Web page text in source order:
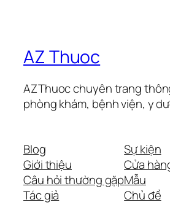
AZ Thuoc
AZThuoc chuyên trang
phòng khám, bệnh viện, y
Blog
Giới thiệu
Câu hỏi thường gặp
Tác giả
Sự kiện
Cửa
Mẫu
Chủ đề